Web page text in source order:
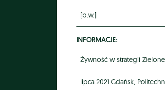
[b.w.]
INFORMACJE:
Żywność w strategii
lipca 2021 Gdańsk,